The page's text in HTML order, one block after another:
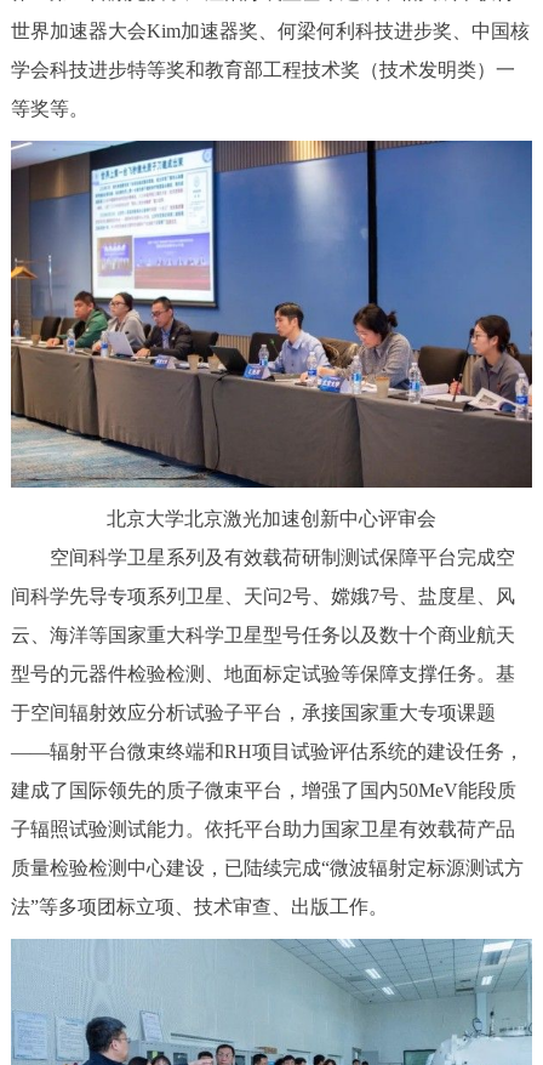
世界加速器大会Kim加速器奖、何梁何利科技进步奖、中国核
学会科技进步特等奖和教育部工程技术奖（技术发明类）一
等奖等。
北京大学北京激光加速创新中心评审会
空间科学卫星系列及有效载荷研制测试保障平台完成空
间科学先导专项系列卫星、天问2号、嫦娥7号、盐度星、风
云、海洋等国家重大科学卫星型号任务以及数十个商业航天
型号的元器件检验检测、地面标定试验等保障支撑任务。基
于空间辐射效应分析试验子平台，承接国家重大专项课题
——辐射平台微束终端和RH项目试验评估系统的建设任务，
建成了国际领先的质子微束平台，增强了国内50MeV能段质
子辐照试验测试能力。依托平台助力国家卫星有效载荷产品
质量检验检测中心建设，已陆续完成“微波辐射定标源测试方
法”等多项团标立项、技术审查、出版工作。